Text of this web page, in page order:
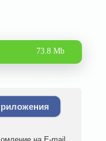
73.8 Mb